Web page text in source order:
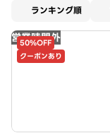
ランキング順
営業時間外
50%OFF
クーポンあり